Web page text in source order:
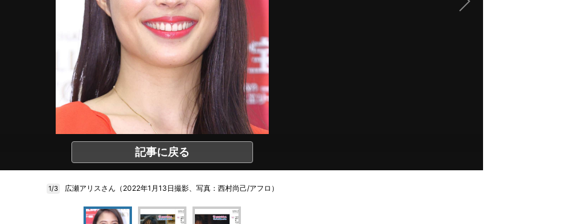
記事に戻る
1/3 広瀬アリスさん（2022年1月13日撮影、写真：西村尚己/アフロ）